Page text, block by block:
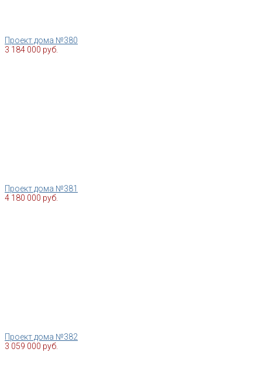
Проект дома №380
3 184 000 руб.
Проект дома №381
4 180 000 руб.
Проект дома №382
3 059 000 руб.